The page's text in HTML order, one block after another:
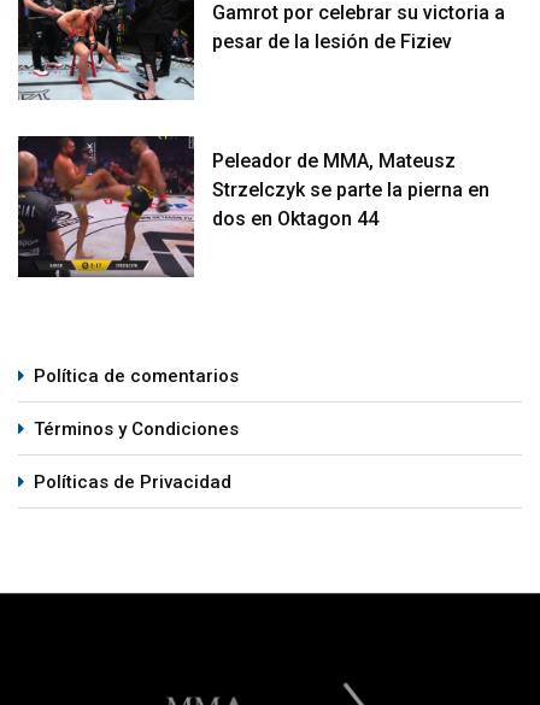
Gamrot por celebrar su victoria a
pesar de la lesión de Fiziev
Peleador de MMA, Mateusz
Strzelczyk se parte la pierna en
dos en Oktagon 44
Política de comentarios
Términos y Condiciones
Políticas de Privacidad